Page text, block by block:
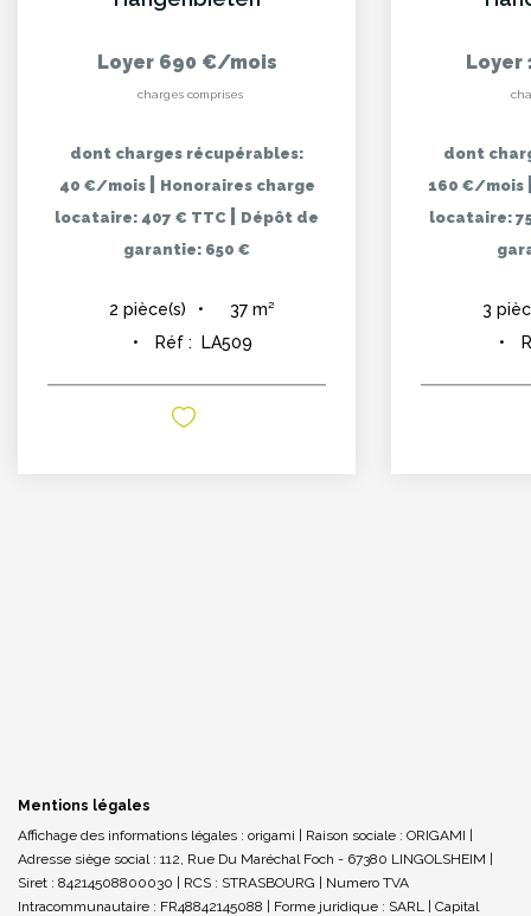
Loyer 690 €/mois
charges comprises
dont charges récupérables:
40 €/mois
Honoraires charge
locataire: 407 € TTC
Dépôt de
garantie: 650 €
2 pièce(s) 37 m²
Réf : LA509
Loyer
dont
160 €/mois
locataire:
3
Mentions légales
Affichage des informations légales : origami | Raison sociale : ORIGAMI |
Adresse siège social : 112, Rue Du Maréchal Foch - 67380 LINGOLSHEIM |
Siret : 84214508800030 | RCS : STRASBOURG | Numero TVA
Intracommunautaire : FR48842145088 | Forme juridique : SARL | Capital